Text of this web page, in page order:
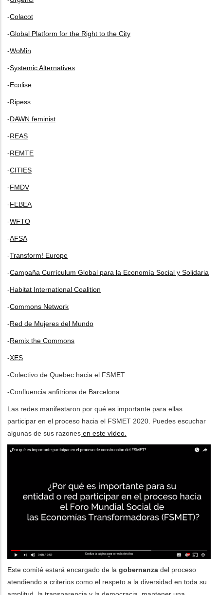
-Colacot
-Global Platform for the Right to the City
-WoMin
-Systemic Alternatives
-Ecolise
-Ripess
-DAWN feminist
-REAS
-REMTE
-CITIES
-FMDV
-FEBEA
-WFTO
-AFSA
-Transform! Europe
-Campaña Currículum Global para la Economía Social y Solidaria
-Habitat International Coalition
-Commons Network
-Red de Mujeres del Mundo
-Remix the Commons
-XES
-Colectivo de Quebec hacia el FSMET
-Confluencia anfitriona de Barcelona
Las redes manifestaron por qué es importante para ellas
participar en el proceso hacia el FSMET 2020. Puedes escuchar
algunas de sus razones en este vídeo.
Este comité estará encargado de la gobernanza del proceso
atendiendo a criterios como el respeto a la diversidad en toda su